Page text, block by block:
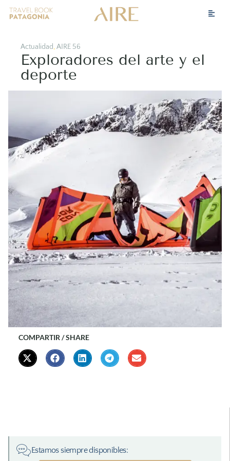
Actualidad,AIRE 56
Exploradores del arte y el
deporte
COMPARTIR / SHARE
Estamos siempre disponibles: